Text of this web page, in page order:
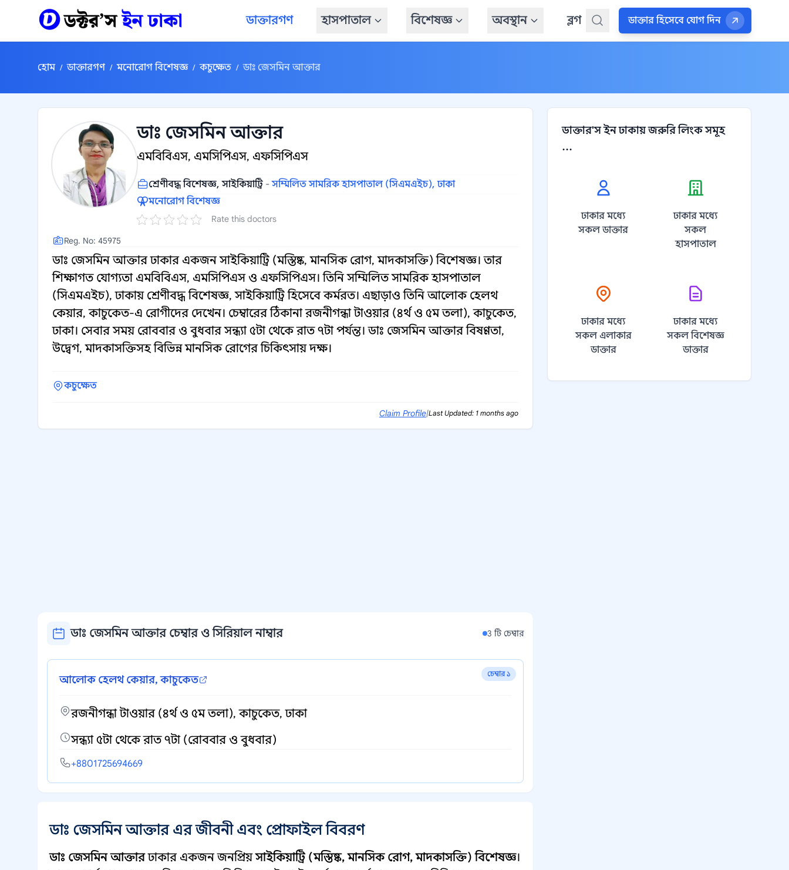
ডাক্তারগণ হাসপাতাল বিশেষজ্ঞ অবস্থান ব্লগ ডাক্তার হিসেবে যোগ দিন
হোম / ডাক্তারগণ / মনোরোগ বিশেষজ্ঞ / কচুক্ষেত / ডাঃ জেসমিন আক্তার
ডাঃ জেসমিন আক্তার
এমবিবিএস, এমসিপিএস, এফসিপিএস
শ্রেণীবদ্ধ বিশেষজ্ঞ, সাইকিয়াট্রি -সম্মিলিত সামরিক হাসপাতাল (সিএমএইচ), ঢাকা
মনোরোগ বিশেষজ্ঞ
Rate this doctors
Reg. No: 45975
ডাঃ জেসমিন আক্তার ঢাকার একজন সাইকিয়াট্রি (মস্তিষ্ক, মানসিক রোগ, মাদকাসক্তি) বিশেষজ্ঞ। তার
শিক্ষাগত যোগ্যতা এমবিবিএস, এমসিপিএস ও এফসিপিএস। তিনি সম্মিলিত সামরিক হাসপাতাল
(সিএমএইচ), ঢাকায় শ্রেণীবদ্ধ বিশেষজ্ঞ, সাইকিয়াট্রি হিসেবে কর্মরত। এছাড়াও তিনি আলোক হেলথ
কেয়ার, কাচুকেত-এ রোগীদের দেখেন। চেম্বারের ঠিকানা রজনীগন্ধা টাওয়ার (৪র্থ ও ৫ম তলা), কাচুকেত,
ঢাকা। সেবার সময় রোববার ও বুধবার সন্ধ্যা ৫টা থেকে রাত ৭টা পর্যন্ত। ডাঃ জেসমিন আক্তার বিষণ্ণতা,
উদ্বেগ, মাদকাসক্তিসহ বিভিন্ন মানসিক রোগের চিকিৎসায় দক্ষ।
কচুক্ষেত
Claim Profile|Last Updated: 1 months ago
ডাঃ জেসমিন আক্তার চেম্বার ও সিরিয়াল নাম্বার 3 টি চেম্বার
চেম্বার ১
আলোক হেলথ কেয়ার, কাচুকেত
রজনীগন্ধা টাওয়ার (৪র্থ ও ৫ম তলা), কাচুকেত, ঢাকা
সন্ধ্যা ৫টা থেকে রাত ৭টা (রোববার ও বুধবার)
+8801725694669
ডাঃ জেসমিন আক্তার এর জীবনী এবং প্রোফাইল বিবরণ
ডাঃ জেসমিন আক্তারঢাকার একজন জনপ্রিয়সাইকিয়াট্রি (মস্তিষ্ক, মানসিক রোগ, মাদকাসক্তি) বিশেষজ্ঞ।
ডাক্তার'স ইন ঢাকায় জরুরি লিংক সমূহ
...
ঢাকার মধ্যে
সকল ডাক্তার
ঢাকার মধ্যে
সকল
হাসপাতাল
ঢাকার মধ্যে
সকল এলাকার
ডাক্তার
ঢাকার মধ্যে
সকল বিশেষজ্ঞ
ডাক্তার